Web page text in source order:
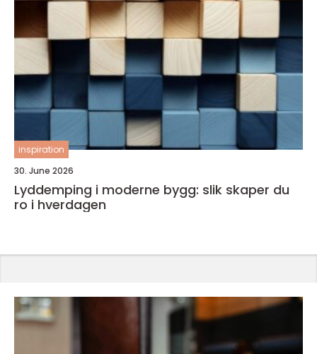
inspiration
30. June 2026
Lyddemping i moderne bygg: slik skaper du
ro i hverdagen